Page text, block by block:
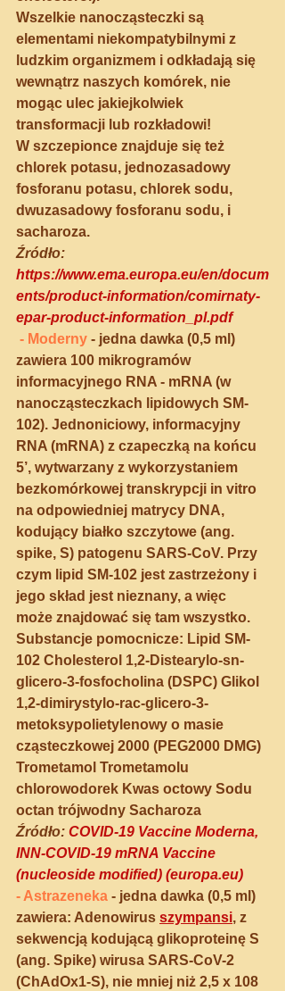
Wszelkie nanocząsteczki są
elementami niekompatybilnymi z
ludzkim organizmem i odkładają się
wewnątrz naszych komórek, nie
mogąc ulec jakiejkolwiek
transformacji lub rozkładowi!
W szczepionce znajduje się też
chlorek potasu, jednozasadowy
fosforanu potasu, chlorek sodu,
dwuzasadowy fosforanu sodu, i
sacharoza.
Źródło:
https://www.ema.europa.eu/en/docum
ents/product-information/comirnaty-
epar-product-information_pl.pdf
- Moderny - jedna dawka (0,5 ml)
zawiera 100 mikrogramów
informacyjnego RNA - mRNA (w
nanocząsteczkach lipidowych SM-
102). Jednoniciowy, informacyjny
RNA (mRNA) z czapeczką na końcu
5’, wytwarzany z wykorzystaniem
bezkomórkowej transkrypcji in vitro
na odpowiedniej matrycy DNA,
kodujący białko szczytowe (ang.
spike, S) patogenu SARS-CoV. Przy
czym lipid SM-102 jest zastrzeżony i
jego skład jest nieznany, a więc
może znajdować się tam wszystko.
Substancje pomocnicze: Lipid SM-
102 Cholesterol 1,2-Distearylo-sn-
glicero-3-fosfocholina (DSPC) Glikol
1,2-dimirystylo-rac-glicero-3-
metoksypolietylenowy o masie
cząsteczkowej 2000 (PEG2000 DMG)
Trometamol Trometamolu
chlorowodorek Kwas octowy Sodu
octan trójwodny Sacharoza
Źródło: COVID-19 Vaccine Moderna,
INN-COVID-19 mRNA Vaccine
(nucleoside modified) (europa.eu)
- Astrazeneka - jedna dawka (0,5 ml)
zawiera: Adenowirus szympansi, z
sekwencją kodującą glikoproteinę S
(ang. Spike) wirusa SARS-CoV-2
(ChAdOx1-S), nie mniej niż 2,5 x 108